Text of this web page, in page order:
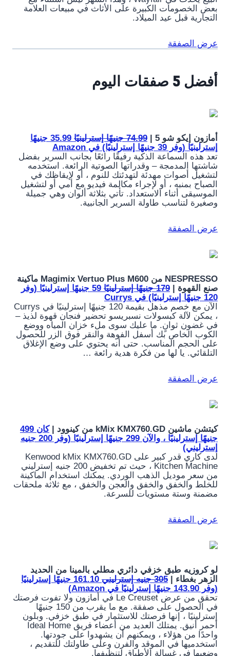
بعض الخصومات الكبيرة على الأثاث في مبيعات العلامة
التجارية قبل عيد الميلاد.
عرض الصفقة
أفضل 5 صفقات اليوم
أمازون إيكو شو 5 | 74.99 جنيهًا إسترلينيًا
35.99 جنيهًا
إسترلينيًا (وفر 39 جنيهًا إسترلينيًا) في Amazon
تعد هذه السماعة الذكية رفيقًا رائعًا بجانب السرير بفضل
شاشتها المدمجة – وقدراتها الصوتية الرائعة. استخدمه
لتشغيل أصوات مهدئة لتهدئتك للنوم ، أو لإيقاظك في
الصباح بمنبه ، أو لإجراء مكالمة فيديو مع أمي أو لتشغيل
الموسيقى أثناء الاستعداد. تأتي بثلاثة ألوان وهي جميلة
وصغيرة لتناسب طاولة السرير الجانبية.
عرض الصفقة
NESPRESSO من Magimix Vertuo Plus M600 ماكينة
صنع القهوة | 179 جنيهًا إسترلينيًا
59 جنيهًا إسترلينيًا (وفر
120 جنيهًا إسترلينيًا) في Currys
الآن مع خصم مذهل بقيمة 120 جنيهًا إسترلينيًا في Currys
، يمكن لآلة كبسولات نسبريسو تحضير فنجان قهوة لذيذ –
في غضون ثوانٍ. ما عليك سوى ملء خزان المياه ووضع
الكوب الخاص بك أسفل الفوهة والنقر فوق الزر للحصول
على الحجم المناسب. حتى أنه يحتوي على وضع الإغلاق
التلقائي. يا لها من فكرة هدية رائعة …
عرض الصفقة
كيتشن ماشين kMix KMX760.GD من كينوود |
كان 499
جنيهًا إسترلينيًا ، والآن 299 جنيهًا إسترلينيًا (وفر 200 جنيه
إسترليني)
لدى كاري قدر كبير على Kenwood kMix KMX760.GD
Kitchen Machine ، حيث تم تخفيض 200 جنيه إسترليني
من سعر موديل الذهب الوردي. يمكنك استخدام الماكينة
للخلط والخفق والخفق والعجن والخفق ، مع ثلاثة ملحقات
مضمنة وستة مستويات للسرعة.
عرض الصفقة
لو كروزيه طبق خزفي دائري مطلي بالمينا من الحديد
الزهر بغطاء | 305 جنيه إسترليني
161.10 جنيهًا إسترلينيًا
(وفر 143.90 جنيهًا إسترلينيًا في Amazon)
تحقق من عرض Le Creuset في أمازون ولا تفوت فرصتك
في الحصول على صفقة. مع ما يقرب من 150 جنيهًا
إسترلينيًا ، إنها فرصتك للاستثمار في طبق خزفي. وبلون
أحمر أنيق. يمتلك العديد من أعضاء فريق Ideal Home
واحدًا من هؤلاء ، ويمكنهم أن يشهدوا على جودتها.
استخدميها في الموقد والفرن وعلى طاولتك للتقديم ،
وضعيها في غسالة الأطباق لتنظيفها.